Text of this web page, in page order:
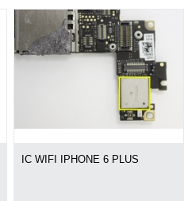
IC WIFI IPHONE 6 PLUS